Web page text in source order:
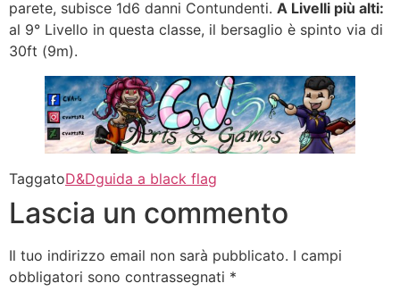
parete, subisce 1d6 danni Contundenti. A Livelli più alti:
al 9° Livello in questa classe, il bersaglio è spinto via di
30ft (9m).
TaggatoD&Dguida a black flag
Lascia un commento
Il tuo indirizzo email non sarà pubblicato. I campi
obbligatori sono contrassegnati *